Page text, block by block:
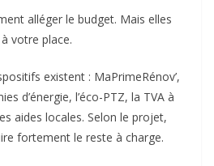
alléger le budget. Mais elles
votre place.
existent : MaPrimeRénov’,
d’énergie, l’éco-PTZ, la TVA à
aides locales. Selon le projet,
fortement le reste à charge.